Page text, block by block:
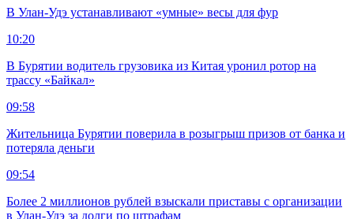
В Улан-Удэ устанавливают «умные» весы для фур
10:20
В Бурятии водитель грузовика из Китая уронил ротор на
трассу «Байкал»
09:58
Жительница Бурятии поверила в розыгрыш призов от банка и
потеряла деньги
09:54
Более 2 миллионов рублей взыскали приставы с организации
в Улан-Удэ за долги по штрафам